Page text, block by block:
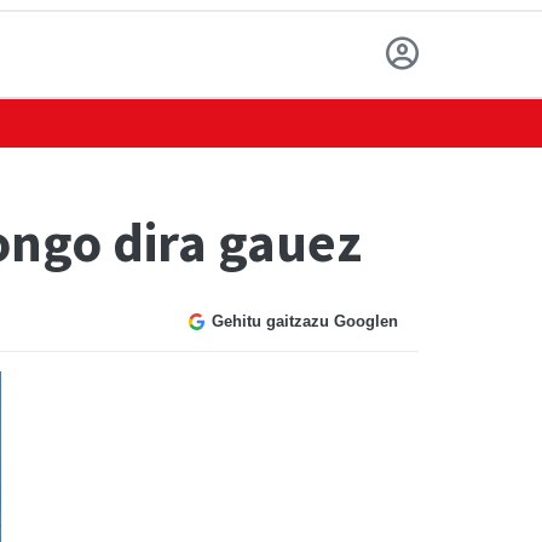
dira gauez
Gehitu gaitzazu Googlen